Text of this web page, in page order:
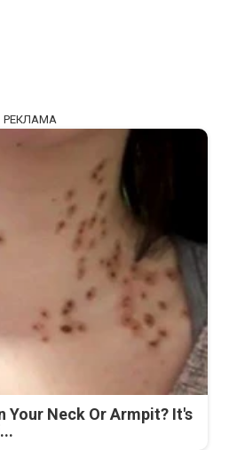
РЕКЛАМА
Your Neck Or Armpit? It's